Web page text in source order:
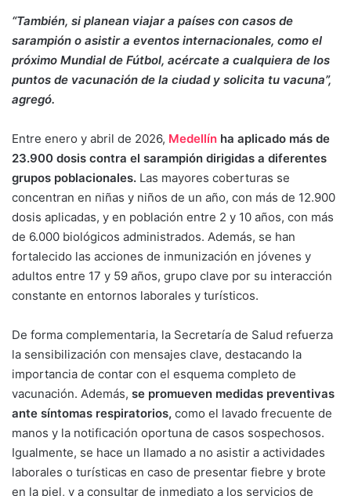
“También, si planean viajar a países con casos de
sarampión o asistir a eventos internacionales, como el
próximo Mundial de Fútbol, acércate a cualquiera de los
puntos de vacunación de la ciudad y solicita tu vacuna”,
agregó.
Entre enero y abril de 2026, Medellín ha aplicado más de
23.900 dosis contra el sarampión dirigidas a diferentes
grupos poblacionales. Las mayores coberturas se
concentran en niñas y niños de un año, con más de 12.900
dosis aplicadas, y en población entre 2 y 10 años, con más
de 6.000 biológicos administrados. Además, se han
fortalecido las acciones de inmunización en jóvenes y
adultos entre 17 y 59 años, grupo clave por su interacción
constante en entornos laborales y turísticos.
De forma complementaria, la Secretaría de Salud refuerza
la sensibilización con mensajes clave, destacando la
importancia de contar con el esquema completo de
vacunación. Además, se promueven medidas preventivas
ante síntomas respiratorios, como el lavado frecuente de
manos y la notificación oportuna de casos sospechosos.
Igualmente, se hace un llamado a no asistir a actividades
laborales o turísticas en caso de presentar fiebre y brote
en la piel, y a consultar de inmediato a los servicios de